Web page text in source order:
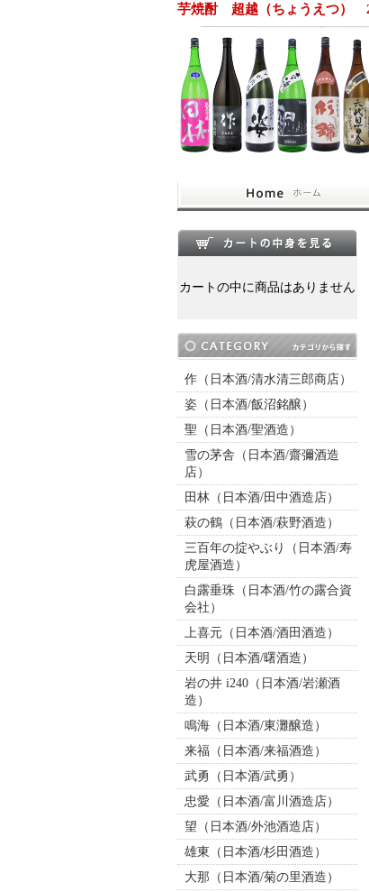
芋焼酎 超越（ちょうえつ）
カートの中に商品はありません
作（日本酒/清水清三郎商店）
姿（日本酒/飯沼銘醸）
聖（日本酒/聖酒造）
雪の茅舎（日本酒/齋彌酒造
店）
田林（日本酒/田中酒造店）
萩の鶴（日本酒/萩野酒造）
三百年の掟やぶり（日本酒/寿
虎屋酒造）
白露垂珠（日本酒/竹の露合資
会社）
上喜元（日本酒/酒田酒造）
天明（日本酒/曙酒造）
岩の井 i240（日本酒/岩瀬酒
造）
鳴海（日本酒/東灘醸造）
来福（日本酒/来福酒造）
武勇（日本酒/武勇）
忠愛（日本酒/富川酒造店）
望（日本酒/外池酒造店）
雄東（日本酒/杉田酒造）
大那（日本酒/菊の里酒造）